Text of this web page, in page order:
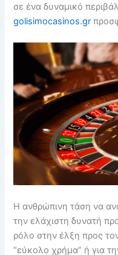
σε ένα δυναμικό
golisimocasinos.gr
Η ανθρώπινη τάση να
την ελάχιστη δυνατή
ρόλο στην έλξη προς
“εύκολο χρήμα” ή για